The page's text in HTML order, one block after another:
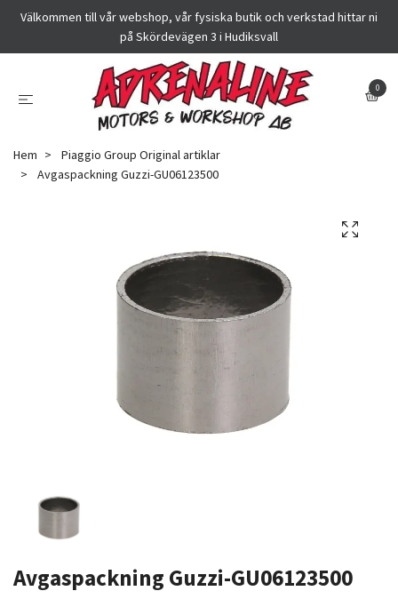
Välkommen till vår webshop, vår fysiska butik och verkstad hittar ni
på Skördevägen 3 i Hudiksvall
0
Hem
Piaggio Group Original artiklar
Avgaspackning Guzzi-GU06123500
Avgaspackning Guzzi-GU06123500